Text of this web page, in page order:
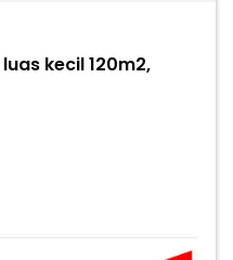
kecil 120m2,